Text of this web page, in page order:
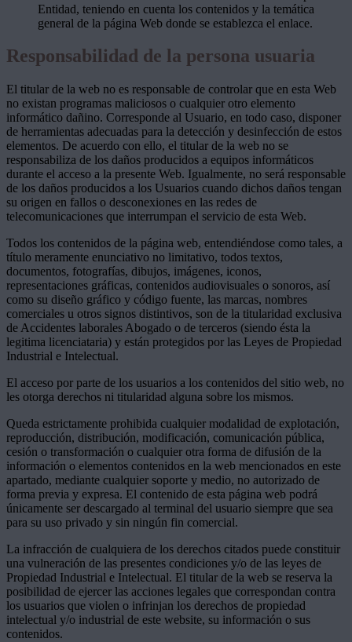
Entidad, teniendo en cuenta los contenidos y la temática
general de la página Web donde se establezca el enlace.
Responsabilidad de la persona usuaria
El titular de la web no es responsable de controlar que en esta Web
no existan programas maliciosos o cualquier otro elemento
informático dañino. Corresponde al Usuario, en todo caso, disponer
de herramientas adecuadas para la detección y desinfección de estos
elementos. De acuerdo con ello, el titular de la web no se
responsabiliza de los daños producidos a equipos informáticos
durante el acceso a la presente Web. Igualmente, no será responsable
de los daños producidos a los Usuarios cuando dichos daños tengan
su origen en fallos o desconexiones en las redes de
telecomunicaciones que interrumpan el servicio de esta Web.
Todos los contenidos de la página web, entendiéndose como tales, a
título meramente enunciativo no limitativo, todos textos,
documentos, fotografías, dibujos, imágenes, iconos,
representaciones gráficas, contenidos audiovisuales o sonoros, así
como su diseño gráfico y código fuente, las marcas, nombres
comerciales u otros signos distintivos, son de la titularidad exclusiva
de Accidentes laborales Abogado o de terceros (siendo ésta la
legitima licenciataria) y están protegidos por las Leyes de Propiedad
Industrial e Intelectual.
El acceso por parte de los usuarios a los contenidos del sitio web, no
les otorga derechos ni titularidad alguna sobre los mismos.
Queda estrictamente prohibida cualquier modalidad de explotación,
reproducción, distribución, modificación, comunicación pública,
cesión o transformación o cualquier otra forma de difusión de la
información o elementos contenidos en la web mencionados en este
apartado, mediante cualquier soporte y medio, no autorizado de
forma previa y expresa. El contenido de esta página web podrá
únicamente ser descargado al terminal del usuario siempre que sea
para su uso privado y sin ningún fin comercial.
La infracción de cualquiera de los derechos citados puede constituir
una vulneración de las presentes condiciones y/o de las leyes de
Propiedad Industrial e Intelectual. El titular de la web se reserva la
posibilidad de ejercer las acciones legales que correspondan contra
los usuarios que violen o infrinjan los derechos de propiedad
intelectual y/o industrial de este website, su información o sus
contenidos.